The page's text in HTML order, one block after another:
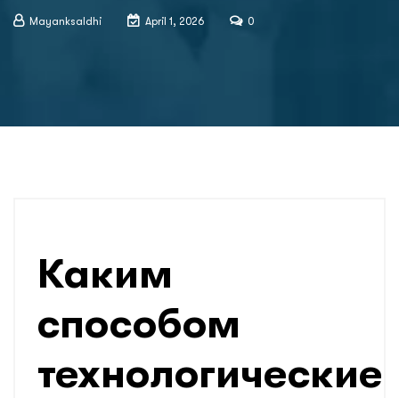
Mayanksaldhi April 1, 2026 0
Каким
способом
технологические